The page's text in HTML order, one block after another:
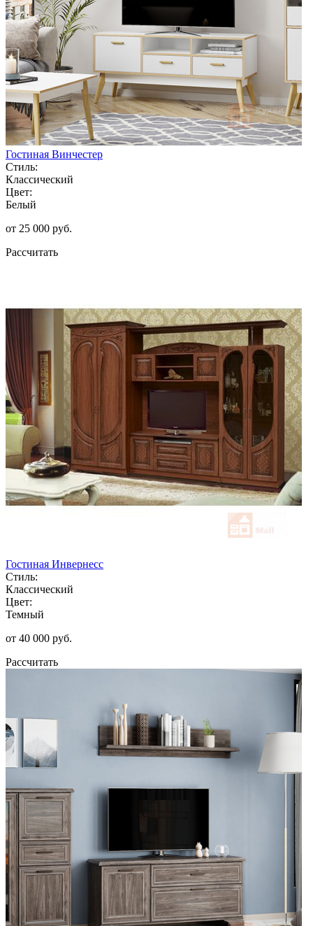
Гостиная Винчестер
Стиль:
Классический
Цвет:
Белый
от 25 000 руб.
Рассчитать
Гостиная Инвернесс
Стиль:
Классический
Цвет:
Темный
от 40 000 руб.
Рассчитать